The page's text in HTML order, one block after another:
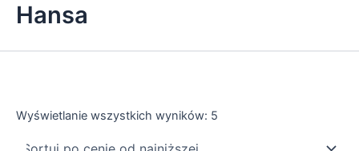
Hansa
Wyświetlanie wszystkich wyników: 5